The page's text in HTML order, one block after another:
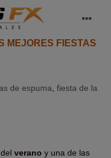
MEJORES FIESTAS
de espuma fiesta de la
verano y una de las